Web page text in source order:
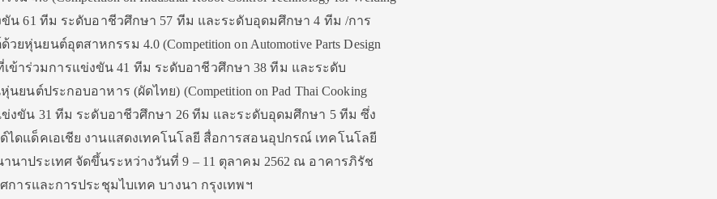
น 61 ทีม ระดับอาชีวศึกษา 57 ทีม และระดับอุดมศึกษา 4 ทีม /การ
นยนต์อุตสาหกรรม 4.0 (Competition on Automotive Parts Design
เข้าร่วมการแข่งขัน 41 ทีม ระดับอาชีวศึกษา 38 ทีม และระดับ
นต์ประกอบอาหาร (ผัดไทย) (Competition on Pad Thai Cooking
งขัน 31 ทีม ระดับอาชีวศึกษา 26 ทีม และระดับอุดมศึกษา 5 ทีม ซึ่ง
ไดแด็คเอเชีย งานแสดงเทคโนโลยี สื่อการสอนอุปกรณ์ เทคโนโลยี
นาประเทศ จัดขึ้นระหว่างวันที่ 9 – 11 ตุลาคม 2562 ณ อาคารภิรัช
การและการประชุมไบเทค บางนา กรุงเทพฯ